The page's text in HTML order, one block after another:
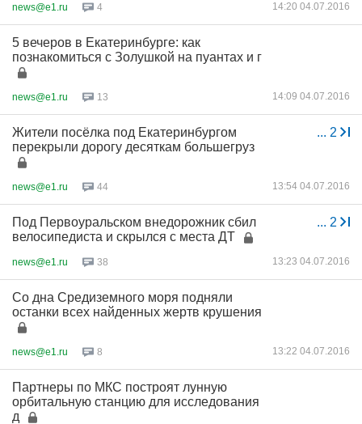
news@e1.ru 4 14:20 04.07.2016
5 вечеров в Екатеринбурге: как
познакомиться с Золушкой на пуантах и г
news@e1.ru 13 14:09 04.07.2016
... 2
Жители посёлка под Екатеринбургом
перекрыли дорогу десяткам большегруз
news@e1.ru 44 13:54 04.07.2016
... 2
Под Первоуральском внедорожник сбил
велосипедиста и скрылся с места ДТ
news@e1.ru 38 13:23 04.07.2016
Со дна Средиземного моря подняли
останки всех найденных жертв крушения
news@e1.ru 8 13:22 04.07.2016
Партнеры по МКС построят лунную
орбитальную станцию для исследования
д